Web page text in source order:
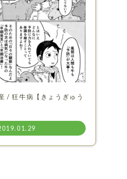
/ 狂牛病【きょうぎゅう